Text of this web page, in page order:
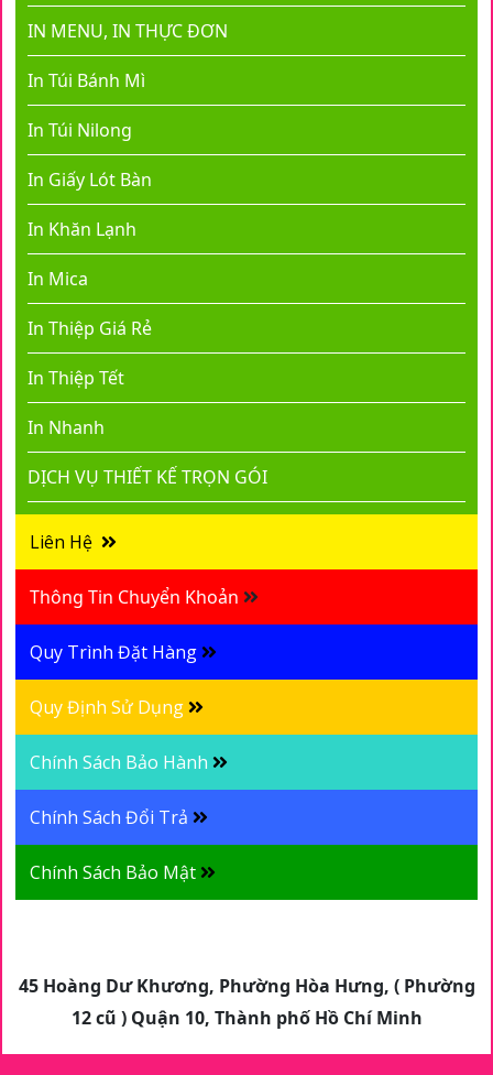
IN MENU, IN THỰC ĐƠN
In Túi Bánh Mì
In Túi Nilong
In Giấy Lót Bàn
In Khăn Lạnh
In Mica
In Thiệp Giá Rẻ
In Thiệp Tết
In Nhanh
DỊCH VỤ THIẾT KẾ TRỌN GÓI
Liên Hệ
Thông Tin Chuyển Khoản
Quy Trình Đặt Hàng
Quy Định Sử Dụng
Chính Sách Bảo Hành
Chính Sách Đổi Trả
Chính Sách Bảo Mật
45 Hoàng Dư Khương, Phường Hòa Hưng, ( Phường
12 cũ ) Quận 10, Thành phố Hồ Chí Minh